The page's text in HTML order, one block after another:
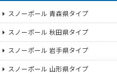
スノーポール 青森県タイプ
スノーポール 秋田県タイプ
スノーポール 岩手県タイプ
スノーポール 山形県タイプ